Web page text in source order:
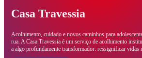
Casa Travessia
Acolhimento, cuidado e novos caminhos para
rua. A Casa Travessia é um serviço de acolhimento
a algo profundamente transformador: ressignificar vidas